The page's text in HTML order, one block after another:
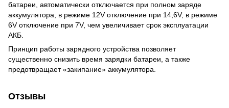
батареи, автоматически отключается при полном заряде
аккумулятора, в режиме 12V отключение при 14,6V, в режиме
6V отключение при 7V, чем увеличивает срок эксплуатации
АКБ.
Принцип работы зарядного устройства позволяет
существенно снизить время зарядки батареи, а также
предотвращает «закипание» аккумулятора.
Отзывы